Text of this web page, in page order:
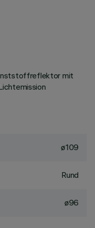
mit
ø109
Rund
ø96